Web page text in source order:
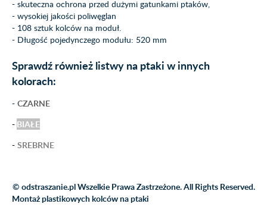
- skuteczna ochrona przed dużymi gatunkami ptaków,
- wysokiej jakości poliwęglan
- 108 sztuk kolców na moduł.
- Długość pojedynczego modułu: 520 mm
Sprawdź również listwy na ptaki w innych
kolorach:
- CZARNE
- BIAŁE
- SREBRNE
© odstraszanie.pl Wszelkie Prawa Zastrzeżone. All Rights Reserved.
Montaż plastikowych kolców na ptaki